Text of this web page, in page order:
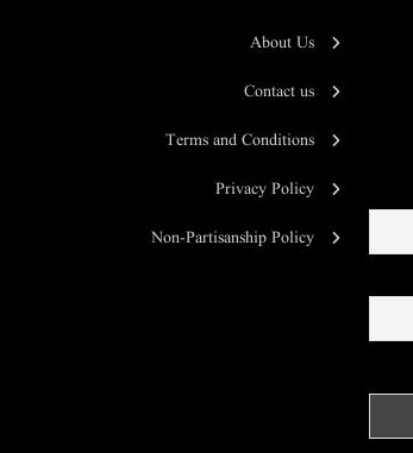
About Us
Contact us
Terms and Conditions
Privacy Policy
Non-Partisanship Policy